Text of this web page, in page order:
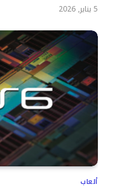
5 يناير, 2026
ألعاب